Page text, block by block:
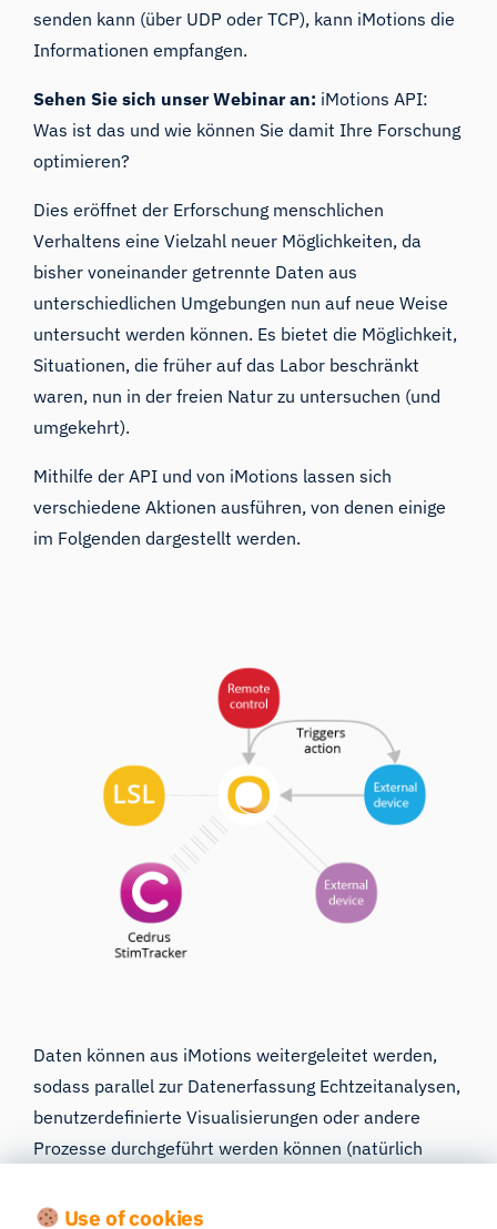
senden kann (über UDP oder TCP), kann iMotions die
Informationen empfangen.
Sehen Sie sich unser Webinar an: iMotions API:
Was ist das und wie können Sie damit Ihre Forschung
optimieren?
Dies eröffnet der Erforschung menschlichen
Verhaltens eine Vielzahl neuer Möglichkeiten, da
bisher voneinander getrennte Daten aus
unterschiedlichen Umgebungen nun auf neue Weise
untersucht werden können. Es bietet die Möglichkeit,
Situationen, die früher auf das Labor beschränkt
waren, nun in der freien Natur zu untersuchen (und
umgekehrt).
Mithilfe der API und von iMotions lassen sich
verschiedene Aktionen ausführen, von denen einige
im Folgenden dargestellt werden.
Daten können aus iMotions weitergeleitet werden,
sodass parallel zur Datenerfassung Echtzeitanalysen,
benutzerdefinierte Visualisierungen oder andere
Prozesse durchgeführt werden können (natürlich
Use of cookies